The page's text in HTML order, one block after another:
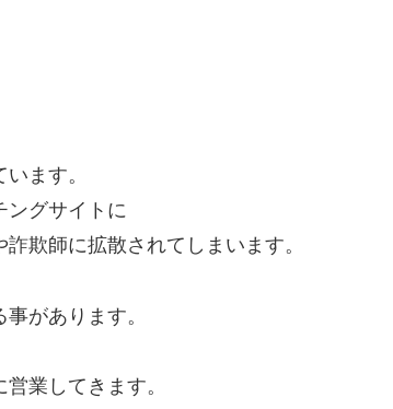
ます。
ングサイトに
欺師に拡散されてしまいます。
があります。
業してきます。